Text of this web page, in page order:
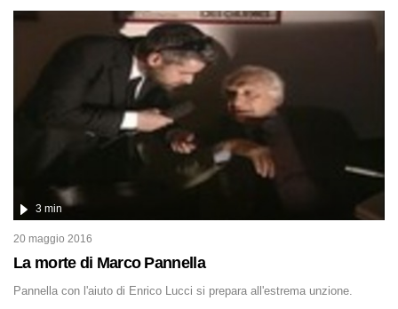
La morte di Marco Pannella
3 min
20 maggio 2016
Pannella con l'aiuto di Enrico Lucci si prepara all'estrema unzione.